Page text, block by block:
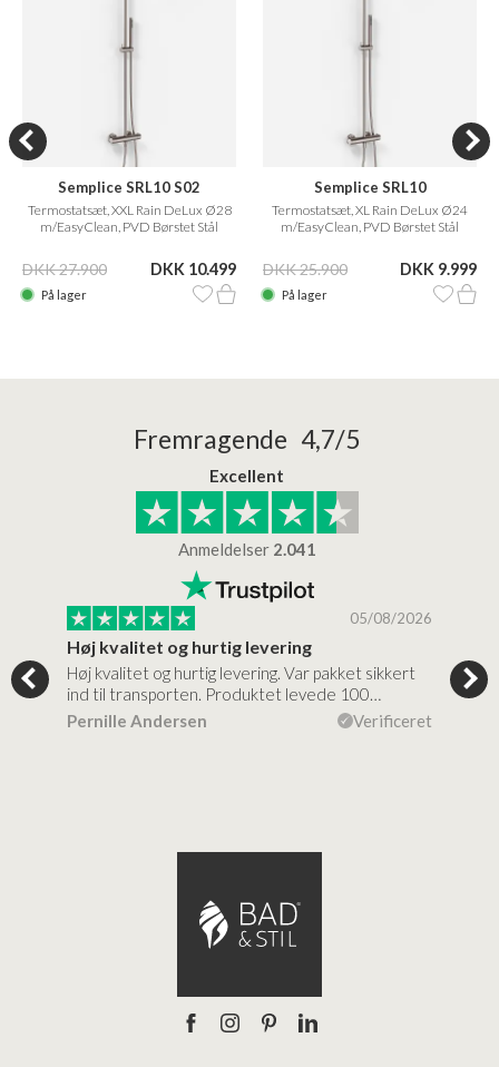
Semplice SRL10 S02
Termostatsæt, XXL Rain DeLux Ø28
m/EasyClean, PVD Børstet Stål
DKK 27.900 DKK 10.499
På lager
Semplice SRL10
Termostatsæt, XL Rain DeLux Ø24
m/EasyClean, PVD Børstet Stål
DKK 25.900 DKK 9.999
På lager
Fremragende 4,7/5
Excellent
Anmeldelser 2.041
05/08/2026
Høj kvalitet og hurtig levering
Høj kvalitet og hurtig levering. Var pakket sikkert
ind til transporten. Produktet levede 100…
Pernille Andersen
Verificeret